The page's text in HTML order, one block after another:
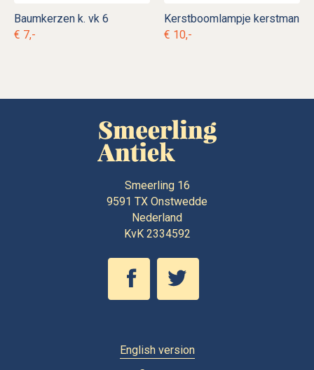
Baumkerzen k. vk 6
€ 7,-
Kerstboomlampje kerstman
€ 10,-
Smeerling 16
9591 TX Onstwedde
Nederland
KvK 2334592
English version